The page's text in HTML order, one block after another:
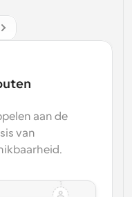
aan de
van